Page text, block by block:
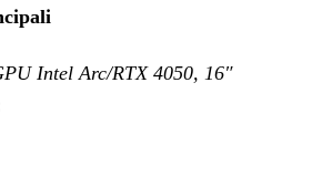
Intel Arc/RTX 4050, 16″